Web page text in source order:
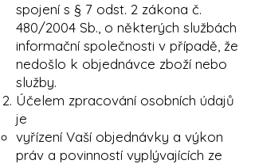
spojení s § 7 odst. 2 zákona č.
480/2004 Sb., o některých službách
informační společnosti v případě, že
nedošlo k objednávce zboží nebo
služby.
Účelem zpracování osobních údajů
je
vyřízení Vaší objednávky a výkon
práv a povinností vyplývajících ze